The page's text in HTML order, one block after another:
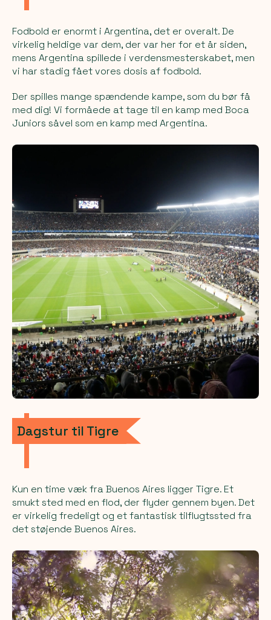
Fodbold er enormt i Argentina, det er overalt. De
virkelig heldige var dem, der var her for et år siden,
mens Argentina spillede i verdensmesterskabet, men
vi har stadig fået vores dosis af fodbold.
Der spilles mange spændende kampe, som du bør få
med dig! Vi formåede at tage til en kamp med Boca
Juniors såvel som en kamp med Argentina.
Dagstur til Tigre
Kun en time væk fra Buenos Aires ligger Tigre. Et
smukt sted med en flod, der flyder gennem byen. Det
er virkelig fredeligt og et fantastisk tilflugtssted fra
det støjende Buenos Aires.